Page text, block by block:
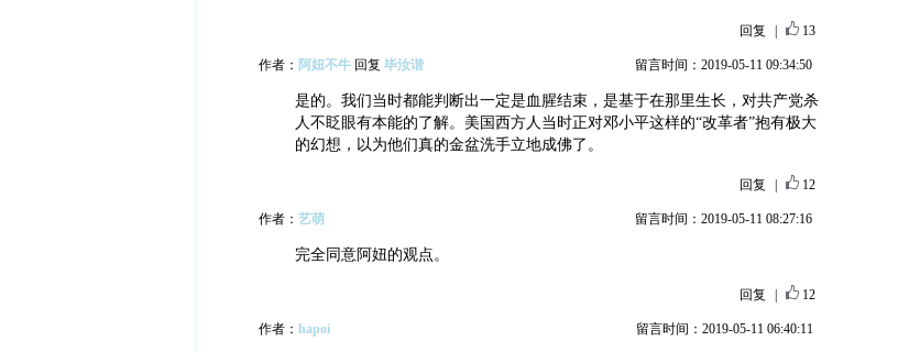
回复 13
作者： 阿妞不牛回复 毕汝谐 留言时间：2019-05-11 09:34:50
是的。我们当时都能判断出一定是血腥结束，是基于在那里生长，对共产党杀
人不眨眼有本能的了解。美国西方人当时正对邓小平这样的“改革者”抱有极大
的幻想，以为他们真的金盆洗手立地成佛了。
回复 12
作者： 艺萌 留言时间：2019-05-11 08:27:16
完全同意阿妞的观点。
回复 12
作者： hapoi 留言时间：2019-05-11 06:40:11